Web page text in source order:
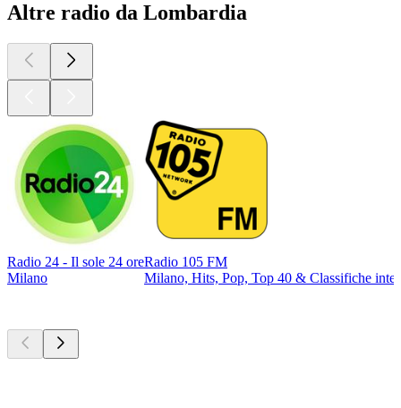
Altre radio da Lombardia
Radio 24 - Il sole 24 ore
Milano
Radio 105 FM
Milano, Hits, Pop, Top 40 & Classifiche